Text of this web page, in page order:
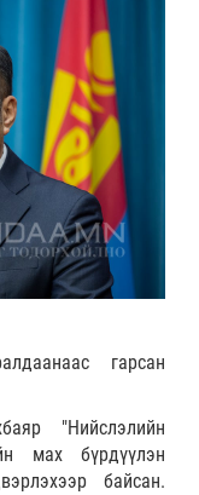
гарсан
"Нийслэлийн
мах бүрдүүлэн
байсан.